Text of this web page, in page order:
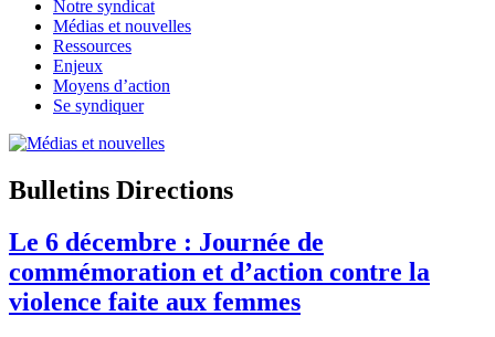
Notre syndicat
Médias et nouvelles
Ressources
Enjeux
Moyens d’action
Se syndiquer
Bulletins Directions
Le 6 décembre : Journée de
commémoration et d’action contre la
violence faite aux femmes